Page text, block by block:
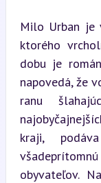
Milo Urban je
ktorého
dobu je
napovedá, že
ranu
kraji,
obyvateľov.